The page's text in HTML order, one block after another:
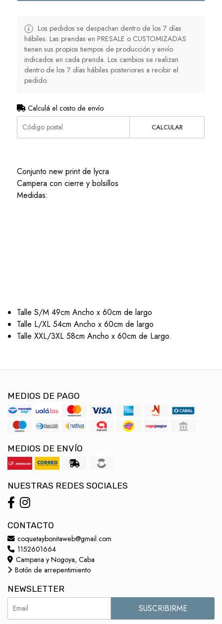
Los pedidos se despachan dentro de los 7 días
hábiles. Las prendas en PRESALE o CUSTOMIZADAS
tienen sus propios tiempos de producción y envío
indicados en cada prenda. Los cambios se realizan
dentro de los 7 días hábiles posteriores a recibir el
pedido.
Calculá el costo de envío
CALCULAR
Conjunto new print de lycra
Campera con cierre y bolsillos
Medidas:
Talle S/M 49cm Ancho x 60cm de largo
Talle L/XL 54cm Ancho x 60cm de largo
Talle XXL/3XL 58cm Ancho x 60cm de Largo.
MEDIOS DE PAGO
MEDIOS DE ENVÍO
NUESTRAS REDES SOCIALES
CONTACTO
coquetaybonitaweb@gmail.com
1152601664
Campana y Nogoya, Caba
Botón de arrepentimiento
NEWSLETTER
SUSCRIBIRME